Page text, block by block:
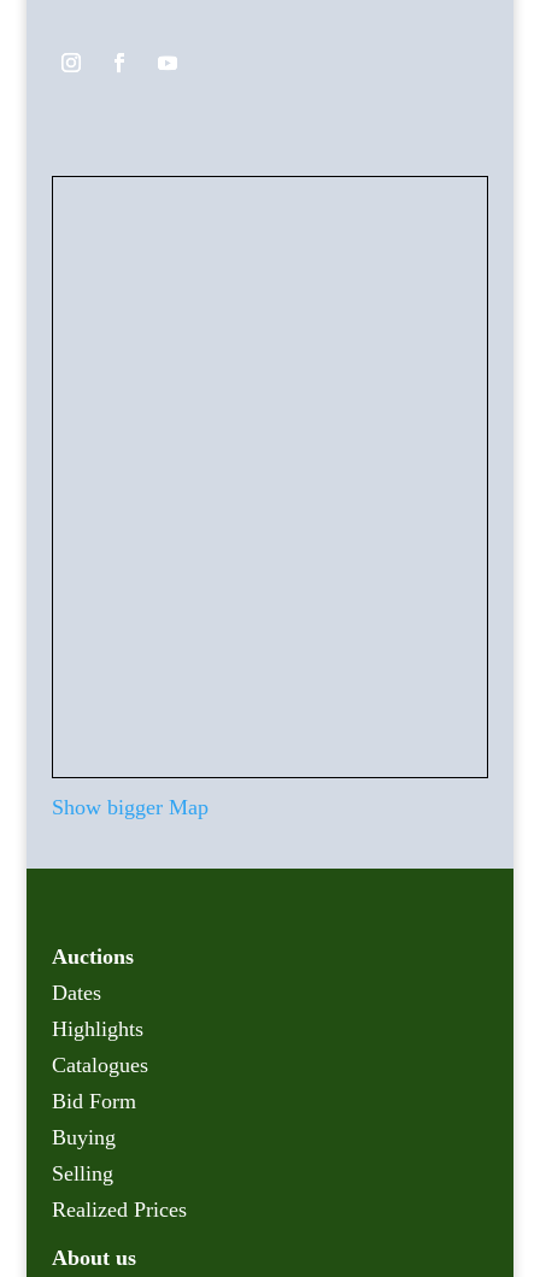
Show bigger Map
Auctions
Dates
Highlights
Catalogues
Bid Form
Buying
Selling
Realized Prices
About us